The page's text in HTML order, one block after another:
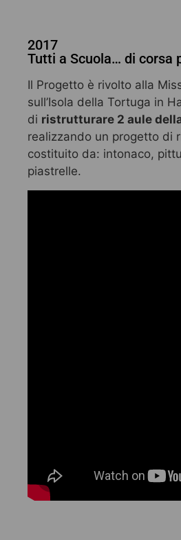
2017
Tutti a Scuola… di corsa
Il Progetto è rivolto alla
sull’Isola della Tortuga in
di ristrutturare 2 aule
realizzando un progetto di
costituito da: intonaco,
piastrelle.